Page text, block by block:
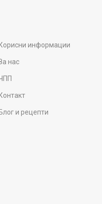
информации
нас
и рецепти